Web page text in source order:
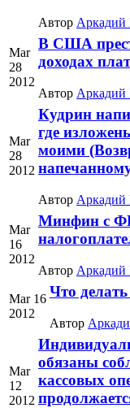
Автор Аркадий
Mar
28
2012
В США
доходах
Автор Аркадий
Mar
28
2012
Кудрин
где
моими
Автор Аркадий
Mar
16
2012
Минфин с
Автор Аркадий
Mar 16
2012
Что
Автор
Mar
12
2012
обязаны
кассовых